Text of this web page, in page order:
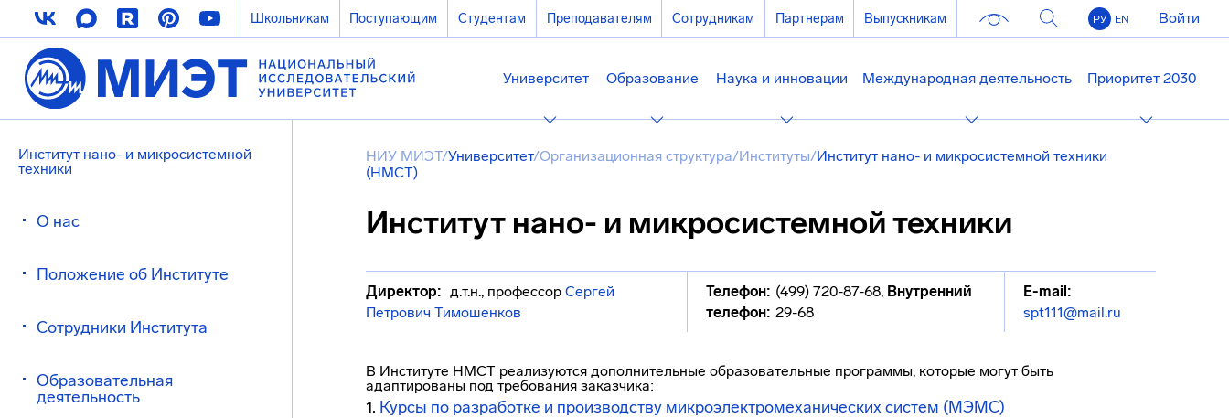
Школьникам Поступающим Студентам Преподавателям Сотрудникам Партнерам Выпускникам РУ EN Войти
Университет Образование Наука и инновации Международная деятельность Приоритет 2030
Институт нано- и микросистемной
техники
О нас
Положение об Институте
Сотрудники Института
Образовательная
деятельность
НИУ МИЭТ/Университет/Организационная структура/Институты/Институт нано- и микросистемной техники
(НМСТ)
Институт нано- и микросистемной техники
Директор: д.т.н., профессор Сергей
Петрович Тимошенков
Телефон: (499) 720-87-68, Внутренний
телефон: 29-68
E-mail:
spt111@mail.ru
В Институте НМСТ реализуются дополнительные образовательные программы, которые могут быть
адаптированы под требования заказчика:
1. Курсы по разработке и производству микроэлектромеханических систем (МЭМС)